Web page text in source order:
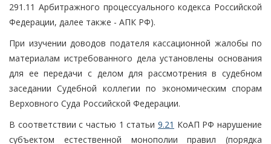
291.11 Арбитражного процессуального кодекса Российской
Федерации, далее также - АПК РФ).
При изучении доводов подателя кассационной жалобы по
материалам истребованного дела установлены основания
для ее передачи с делом для рассмотрения в судебном
заседании Судебной коллегии по экономическим спорам
Верховного Суда Российской Федерации.
В соответствии с частью 1 статьи 9.21 КоАП РФ нарушение
субъектом естественной монополии правил (порядка